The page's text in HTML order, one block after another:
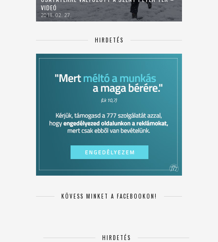
VIDEÓ
2018. 02. 27.
HIRDETÉS
KÖVESS MINKET A FACEBOOKON!
HIRDETÉS